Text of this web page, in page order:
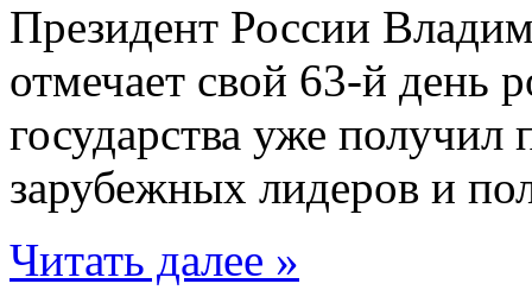
Президент России
отмечает свой 63-й день
государства уже получил
зарубежных лидеров и
Читать далее »